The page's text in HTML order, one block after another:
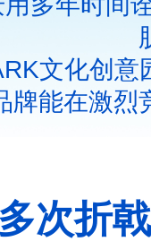
化创意
牌能在激
次折